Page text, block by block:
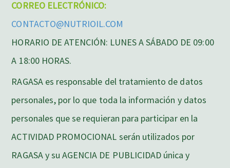
CORREO ELECTRÓNICO:
CONTACTO@NUTRIOIL.COM
HORARIO DE ATENCIÓN: LUNES A SÁBADO DE 09:00
A 18:00 HORAS.
RAGASA es responsable del tratamiento de datos
personales, por lo que toda la información y datos
personales que se requieran para participar en la
ACTIVIDAD PROMOCIONAL serán utilizados por
RAGASA y su AGENCIA DE PUBLICIDAD única y